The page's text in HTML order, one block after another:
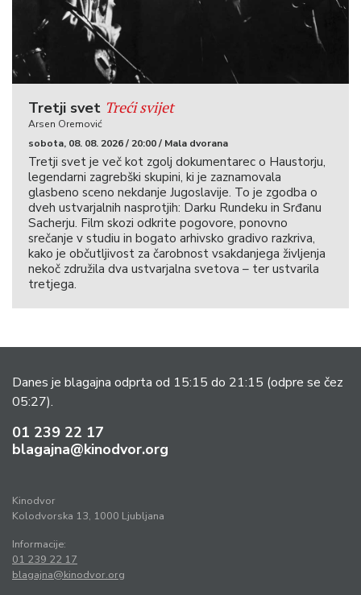
Tretji svet Treći svijet
Arsen Oremović
sobota, 08. 08. 2026 / 20:00 / Mala dvorana
Tretji svet je več kot zgolj dokumentarec o Haustorju,
legendarni zagrebški skupini, ki je zaznamovala
glasbeno sceno nekdanje Jugoslavije. To je zgodba o
dveh ustvarjalnih nasprotjih: Darku Rundeku in Srđanu
Sacherju. Film skozi odkrite pogovore, ponovno
srečanje v studiu in bogato arhivsko gradivo razkriva,
kako je občutljivost za čarobnost vsakdanjega življenja
nekoč združila dva ustvarjalna svetova – ter ustvarila
tretjega.
Danes je blagajna odprta od 15:15 do 21:15 (odpre se čez
05:27).
01 239 22 17
blagajna@kinodvor.org
Kinodvor
Kolodvorska 13, 1000 Ljubljana
Informacije:
01 239 22 17
blagajna@kinodvor.org